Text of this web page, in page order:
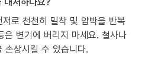
로 천천히 밀착 및 압박을 반복
은 변기에 버리지 마세요. 철사나
손상시킬 수 있습니다.